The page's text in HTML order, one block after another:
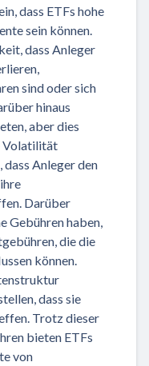
dass ETFs hohe
sein können.
dass Anleger
sind oder sich
hinaus
aber dies
Volatilität
Anleger den
Darüber
Gebühren haben,
die die
können.
dass sie
Trotz dieser
bieten ETFs
von